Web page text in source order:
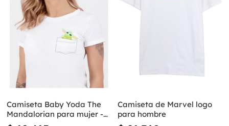
Camiseta Baby Yoda The
Mandalorian para mujer -
Star Wars
Camiseta de Marvel logo
para hombre